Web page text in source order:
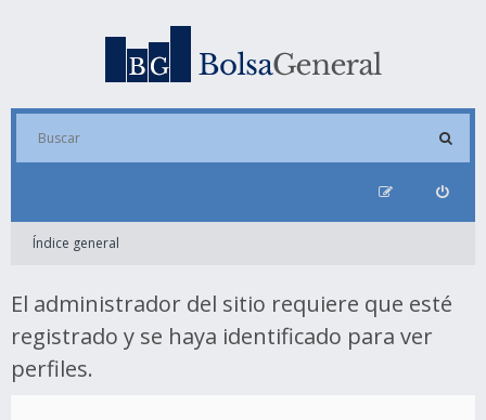
Índice general
El administrador del sitio requiere que esté
registrado y se haya identificado para ver
perfiles.